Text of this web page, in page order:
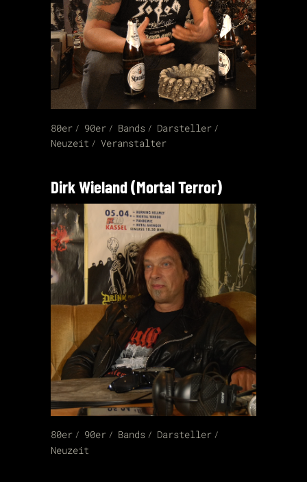
80er 90er Bands
Darsteller
Neuzeit
Veranstalter
Dirk Wieland (Mortal Terror)
80er 90er Bands
Darsteller
Neuzeit